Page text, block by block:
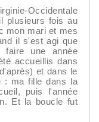
Occidentale
plusieurs fois au
mon mari et mes
il s'est agi que
une année
accueillis dans
et dans le
: ma fille dans la
puis l'année
Et la boucle fut